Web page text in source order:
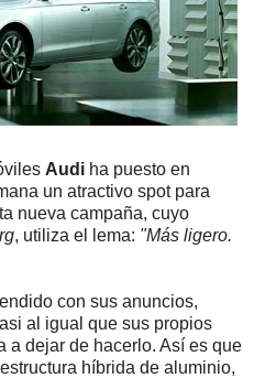
Audi ha puesto en
un atractivo spot para
nueva campaña, cuyo
, utiliza el lema: "Más ligero.
con sus anuncios,
al igual que sus propios
a dejar de hacerlo. Así es que
híbrida de aluminio,